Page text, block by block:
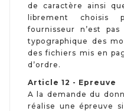
de caractère ainsi
librement choisis
fournisseur n’est
typographique des
des fichiers mis en
d’ordre.
Article 12 - Epreuve
A la demande du
réalise une épreuve